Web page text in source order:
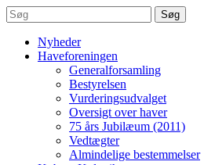
Søg
Nyheder
Haveforeningen
Generalforsamling
Bestyrelsen
Vurderingsudvalget
Oversigt over haver
75 års Jubilæum (2011)
Vedtægter
Almindelige bestemmelser